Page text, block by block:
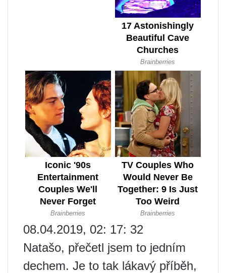
08.04.2019, 02: 17: 32
Natašo, přečetl jsem to jedním
dechem. Je to tak lákavý příběh,